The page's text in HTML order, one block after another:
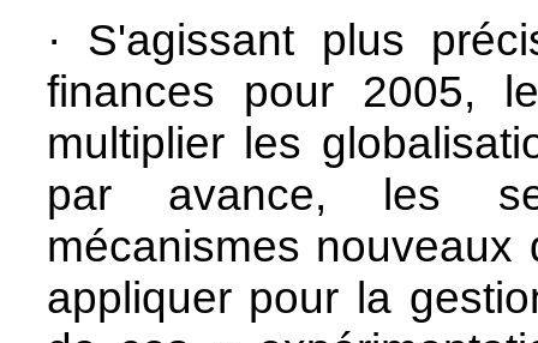
· S'agissant plus
finances pour 2005,
multiplier les
par avance, les
mécanismes nouveaux
appliquer pour la